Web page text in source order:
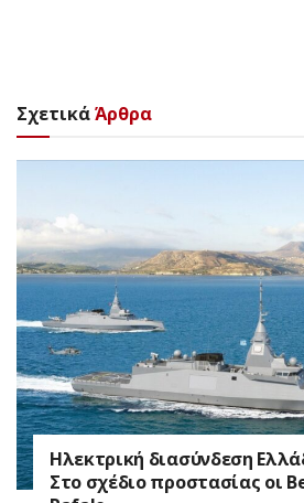
ΣχετικάΆρθρα
Ηλεκτρική διασύνδεση
Στο σχέδιο προστασίας οι